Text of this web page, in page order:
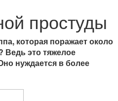
простуды
которая поражает около
Ведь это тяжелое
нуждается в более